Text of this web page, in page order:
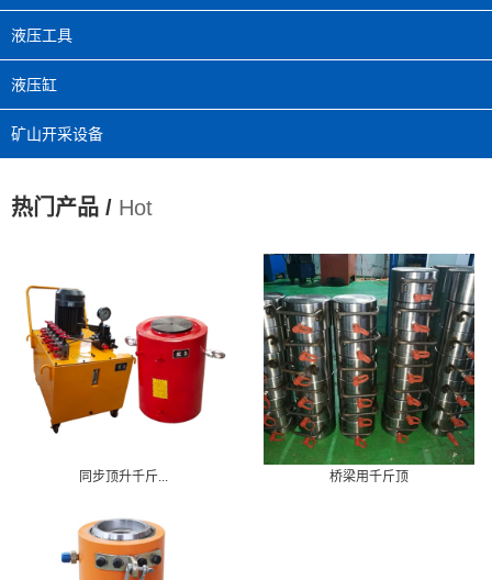
液压工具
液压缸
矿山开采设备
热门产品 / Hot
同步顶升千斤... 桥梁用千斤顶